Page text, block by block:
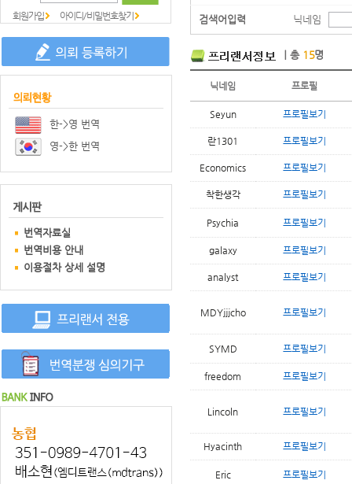
회원가입
아이디/비밀번호찾기
한->영 번역
영->한 번역
번역자료실
번역비용 안내
이용절차 상세 설명
검색어입력 닉네임
｜총 15명
닉네임 프로필
Seyun 프로필보기
란1301 프로필보기
Economics 프로필보기
착한생각 프로필보기
Psychia 프로필보기
galaxy 프로필보기
analyst 프로필보기
MDYjjjcho 프로필보기
SYMD 프로필보기
freedom 프로필보기
Lincoln 프로필보기
Hyacinth 프로필보기
Eric 프로필보기